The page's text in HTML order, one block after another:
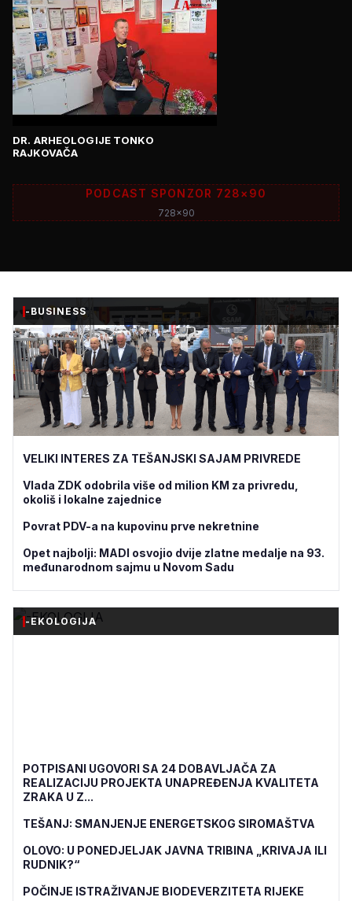
DR. ARHEOLOGIJE TONKO
RAJKOVAČA
PODCAST SPONZOR 728×90
728x90
-BUSINESS
VELIKI INTERES ZA TEŠANJSKI SAJAM PRIVREDE
Vlada ZDK odobrila više od milion KM za privredu,
okoliš i lokalne zajednice
Povrat PDV-a na kupovinu prve nekretnine
Opet najbolji: MADI osvojio dvije zlatne medalje na 93.
međunarodnom sajmu u Novom Sadu
-EKOLOGIJA
POTPISANI UGOVORI SA 24 DOBAVLJAČA ZA
REALIZACIJU PROJEKTA UNAPREĐENJA KVALITETA
ZRAKA U Z...
TEŠANJ: SMANJENJE ENERGETSKOG SIROMAŠTVA
OLOVO: U PONEDJELJAK JAVNA TRIBINA „KRIVAJA ILI
RUDNIK?“
POČINJE ISTRAŽIVANJE BIODEVERZITETA RIJEKE